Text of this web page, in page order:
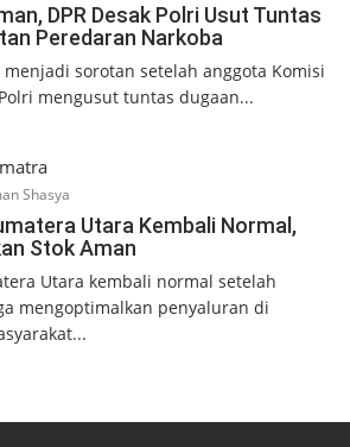
DPR Desak Polri Usut Tuntas
Peredaran Narkoba
menjadi sorotan setelah anggota Komisi
mengusut tuntas dugaan...
Shasya
Utara Kembali Normal,
Stok Aman
Utara kembali normal setelah
mengoptimalkan penyaluran di